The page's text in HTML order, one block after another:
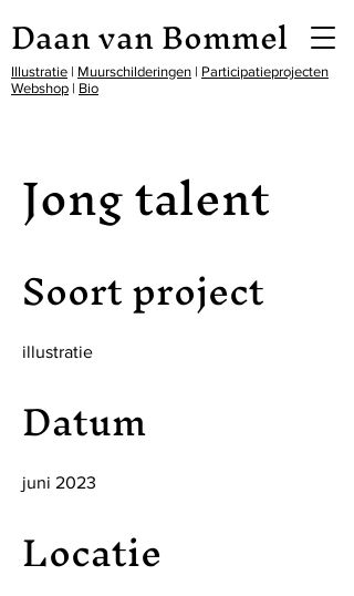
Daan van Bommel
Illustratie | Muurschilderingen | Participatieprojecten
Webshop | Bio
Jong talent
Soort project
illustratie
Datum
juni 2023
Locatie